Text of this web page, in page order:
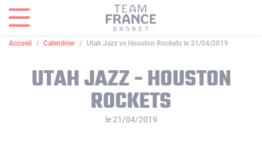
Accueil Calendrier Utah Jazz vs Houston Rockets le 21/04/2019
UTAH JAZZ - HOUSTON
ROCKETS
le 21/04/2019
Panneau de gestion des cookies